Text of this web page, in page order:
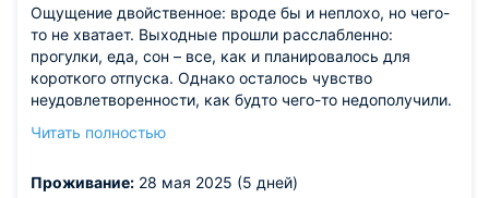
Ощущение двойственное: вроде бы и неплохо, но чего-
то не хватает. Выходные прошли расслабленно:
прогулки, еда, сон – все, как и планировалось для
короткого отпуска. Однако осталось чувство
неудовлетворенности, как будто чего-то недополучили.
(заведения общепита, бильярд, картинг, а аквапарк и
бассейном вызывало вопросы: неясно, где переодеться
Читать полностью
Проживание: 28 мая 2025 (5 дней)